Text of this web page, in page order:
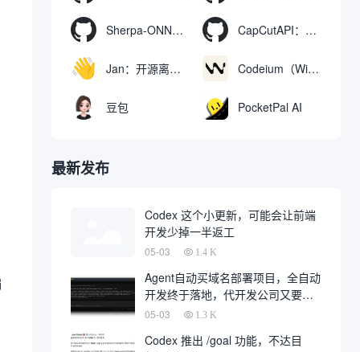
Sherpa-ONNX：使用ONNXRuntime实现离线语音识别和合成 CapCutAPI：自动化控制CapCut视频剪辑的开源工具
Jan：开源离线AI助手，ChatGPT 替代品，运行本地AI模型或连接云端AI Codeium（Windsurf Editor）：免费的AI代码补全与聊天工具，Windsurf以对话方式编写完整项目代码
豆包 PocketPal AI
最新发布
Codex 这个小更新，可能会让前端
开发少掉一半返工
05-03 1.4 K
Agent自动买域名部署项目，全自动
开发终于落地，代开发公司又要倒
一大片
05-03 1.3 K
Codex 推出 /goal 功能，不达目